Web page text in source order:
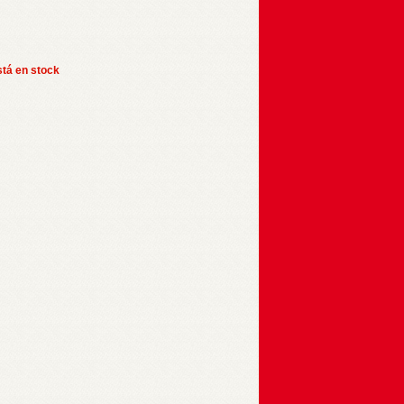
en stock